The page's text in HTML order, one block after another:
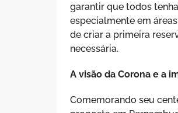
garantir que todos
especialmente em
de criar a primeira
necessária.
A visão da Corona e a
Comemorando seu